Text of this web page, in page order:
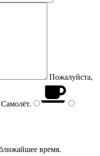
Пожалуйста,
Самолёт.
время.